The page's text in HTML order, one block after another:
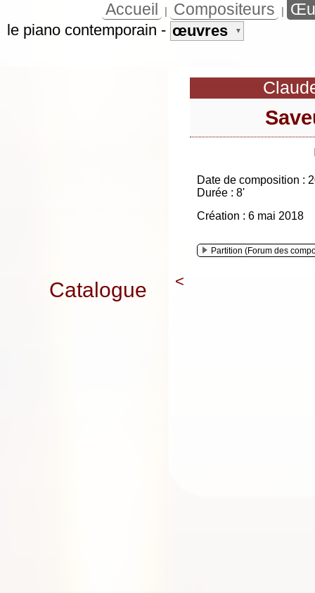
Accueil Compositeurs
Catalogue <
Date de composition :
Durée : 8'
Création : 6 mai 2018
Partition (Forum des
le piano contemporain - œuvres ▼